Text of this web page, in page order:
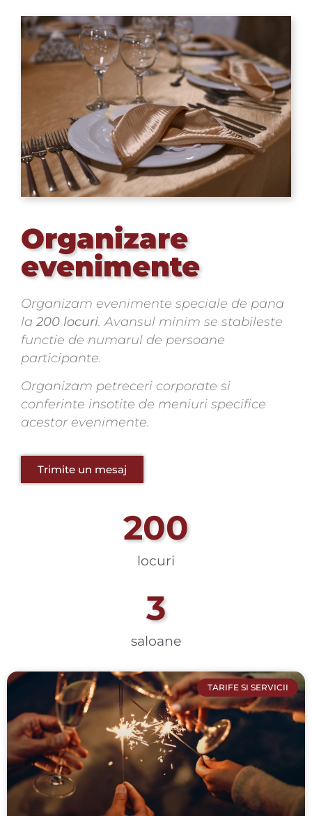
Organizare
evenimente
Organizam evenimente speciale de pana
la 200 locuri. Avansul minim se stabileste
functie de numarul de persoane
participante.
Organizam petreceri corporate si
conferinte insotite de meniuri specifice
acestor evenimente.
Trimite un mesaj
locuri
200
saloane
3
TARIFE SI SERVICII